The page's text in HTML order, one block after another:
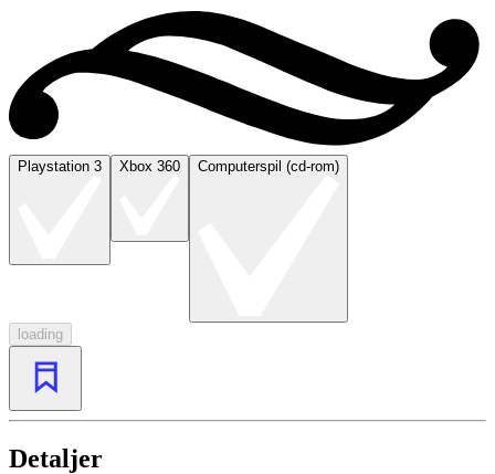
Playstation 3 Xbox 360 Computerspil (cd-rom)
loading
Detaljer